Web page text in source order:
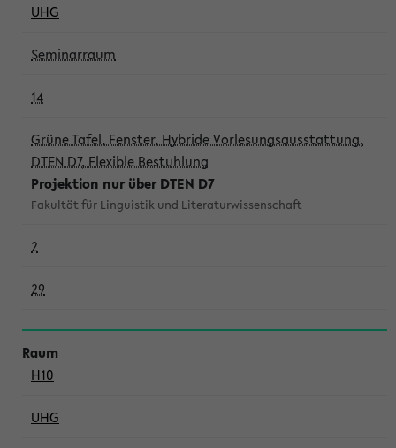
UHG
Seminarraum
14
Grüne Tafel, Fenster, Hybride Vorlesungsausstattung,
DTEN D7, Flexible Bestuhlung
Projektion nur über DTEN D7
Fakultät für Linguistik und Literaturwissenschaft
2
29
H10
UHG